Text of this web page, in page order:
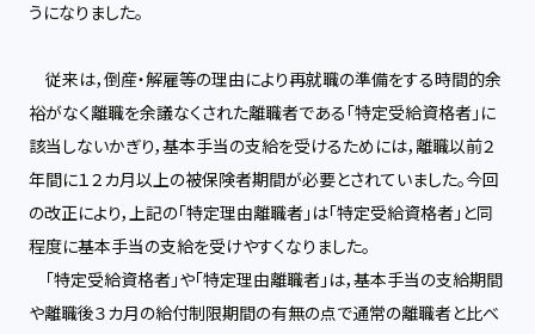
うになりました。
従来は，倒産・解雇等の理由により再就職の準備をする時間的余
裕がなく離職を余議なくされた離職者である「特定受給資格者」に
該当しないかぎり，基本手当の支給を受けるためには，離職以前２
年間に１２カ月以上の被保険者期間が必要とされていました。今回
の改正により，上記の「特定理由離職者」は「特定受給資格者」と同
程度に基本手当の支給を受けやすくなりました。
「特定受給資格者」や「特定理由離職者」は，基本手当の支給期間
や離職後３カ月の給付制限期間の有無の点で通常の離職者と比べ